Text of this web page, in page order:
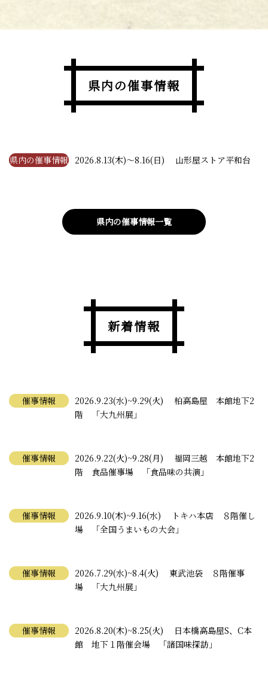
県内の催事情報
県内の催事情報 2026.8.13(木)～8.16(日) 山形屋ストア平和台
県内の催事情報一覧
新着情報
催事情報
2026.9.23(水)~9.29(火) 柏高島屋 本館地下2
階 「大九州展」
催事情報
2026.9.22(火)~9.28(月) 福岡三越 本館地下2
階 食品催事場 「食品味の共演」
催事情報
2026.9.10(木)~9.16(水) トキハ本店 ８階催し
場 「全国うまいもの大会」
催事情報
2026.7.29(水)~8.4(火) 東武池袋 ８階催事
場 「大九州展」
催事情報
2026.8.20(木)~8.25(火) 日本橋高島屋S、C本
館 地下１階催会場 「諸国味探訪」